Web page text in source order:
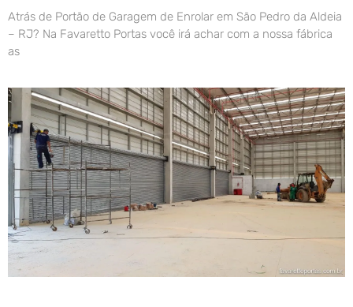
Atrás de Portão de Garagem de Enrolar em São Pedro da Aldeia
– RJ? Na Favaretto Portas você irá achar com a nossa fábrica
as